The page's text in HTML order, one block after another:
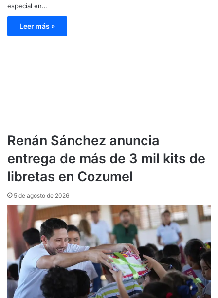
especial en…
Leer más »
Renán Sánchez anuncia
entrega de más de 3 mil kits de
libretas en Cozumel
5 de agosto de 2026